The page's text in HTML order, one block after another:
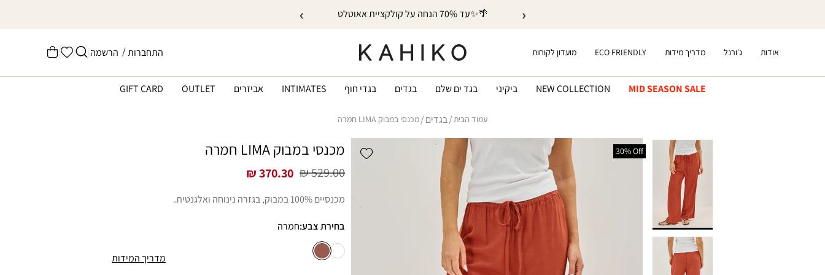
‹ 🌴✨עד 70% הנחה על קולקציית אאוטלט ›
אודות ג׳ורנל מדריך מידות ECO FRIENDLY מועדון לקוחות התחברות/ הרשמה הרשימה
שלי עֲגָלָה
MID SEASON SALE
NEW COLLECTION ביקיני בגד ים שלם בגדים בגדי חוף INTIMATES אביזרים OUTLET
GIFT CARD
עמוד הבית בגדים מכנסי במבוק LIMA חמרה
Add wishlist
דלג
לפרטי
המוצר
30% Off מכנסי במבוק LIMA חמרה
מחיר
רגיל
529.00 ₪
מחיר
מבצע
370.30 ₪
מכנסיים 100% במבוק, בגזרה נינוחה ואלגנטית.
בחירת צבע:חמרה
מדריך המידות